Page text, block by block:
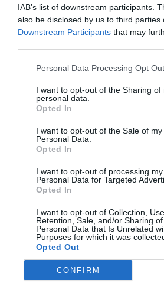
IAB’s list of downstream participants.
also be disclosed by us to third parties
Downstream Participants that may
Personal Data Processing Opt
I want to opt-out of the Sharing of
personal data.
Opted In
I want to opt-out of the Sale of my
Personal Data.
Opted In
I want to opt-out of processing my
Personal Data for Targeted
Opted In
I want to opt-out of Collection, Use,
Retention, Sale, and/or Sharing
Personal Data that Is Unrelated
Purposes for which it was
Opted Out
CONFIRM
Servizi Inclusi nel prezzo
Cambio Valuta
Deposito Bagagli
Parcheggio Interno in box Privato
Reception - 24 ore su 24
Servizio Fotocopiatrice
Ristorante e Bar
La sala ristorante dispone di 60 coperti, ed
ore 05:30, Buffet breakfast dalle ore 07,00,
Servizi a Pagamento
comuni
Bar
Caffetteria
Cucina Tipica Locale
Noleggio Biciclette
Pranzo al sacco
Ristorante
Sala Banchetti / Ricevimenti
Servizio di ritiro e riconsegna
Stireria
Transfer da/per Fiera
Transfer da/per Spiaggia
Caratteristiche dell'hotel
Camere Fumatori
Ristrutturato recentemente